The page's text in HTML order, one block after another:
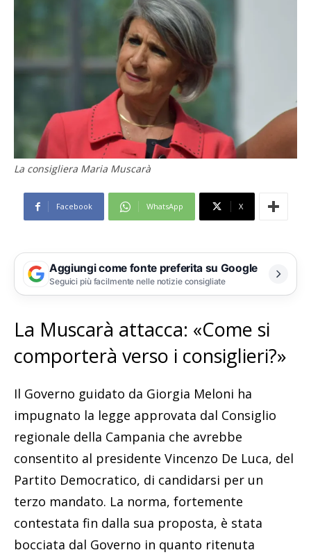
La consigliera Maria Muscarà
Facebook WhatsApp X
Aggiungi come fonte preferita su Google
Seguici più facilmente nelle notizie consigliate
La Muscarà attacca: «Come si
comporterà verso i consiglieri?»
Il Governo guidato da Giorgia Meloni ha
impugnato la legge approvata dal Consiglio
regionale della Campania che avrebbe
consentito al presidente Vincenzo De Luca, del
Partito Democratico, di candidarsi per un
terzo mandato. La norma, fortemente
contestata fin dalla sua proposta, è stata
bocciata dal Governo in quanto ritenuta